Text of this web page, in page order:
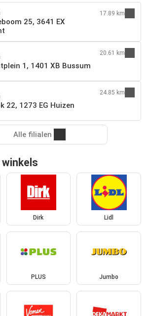
25, 3641 EX
17.89 km
1, 1401 XB Bussum
20.61 km
22, 1273 EG Huizen
24.85 km
Alle filialen
Dirk Lidl
PLUS Jumbo